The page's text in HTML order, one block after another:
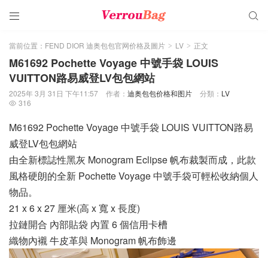
 
當前位置： FEND DIOR 迪奥包包官网价格及圖片 > LV > 正文
M61692 Pochette Voyage 中號手袋 LOUIS
VUITTON路易威登LV包包網站
2025年 3月 31日 下午11:57 作者： 迪奥包包价格和图片 分類： LV
 316
M61692 Pochette Voyage 中號手袋 LOUIS VUITTON路易
威登LV包包網站
由全新標誌性黑灰 Monogram Eclipse 帆布裁製而成，此款
風格硬朗的全新 Pochette Voyage 中號手袋可輕松收納個人
物品。
21 x 6 x 27 厘米(高 x 寬 x 長度)
拉鏈開合 內部貼袋 內置 6 個信用卡槽
織物內襯 牛皮革與 Monogram 帆布飾邊